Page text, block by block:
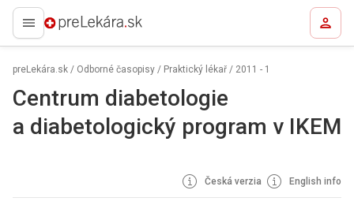
preLekára.sk
preLekára.sk / Odborné časopisy / Praktický lékař / 2011 - 1
Centrum diabetologie
a diabetologický program v IKEM
Česká verzia English info